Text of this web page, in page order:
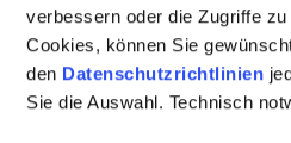
verbessern oder die Zugriffe
Cookies, können Sie
den Datenschutzrichtlinien
Sie die Auswahl. Technisch